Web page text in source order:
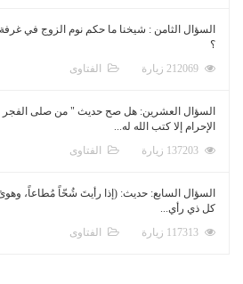
السؤال الثامن : شيخنا ما حكم نوم الزوج في
؟
الفتاوى
السؤال العشرين: هل صح حديث " من صلى الفجر
الإحرام إلا كتب الله له...
الفتاوى
السؤال السابع: حديث: (إذا رأيتَ شُحّاً مُطاعاً، وهوىً
كل ذي رأي...
الفتاوى